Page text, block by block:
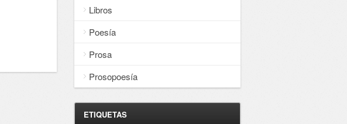
Libros
Poesía
Prosa
Prosopoesía
ETIQUETAS